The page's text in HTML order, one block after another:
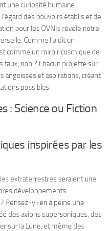
une curiosité humaine
des pouvoirs établis et de
pour les OVNIs révèle notre
Comme l’a dit un
comme un miroir cosmique de
faux, non ? Chacun projette sur
angoisses et aspirations, créant
possibles.
: Science ou Fiction
inspirées par les
extraterrestres seraient une
développements
Pensez-y : en à peine une
des avions supersoniques, des
sur la Lune, et même des